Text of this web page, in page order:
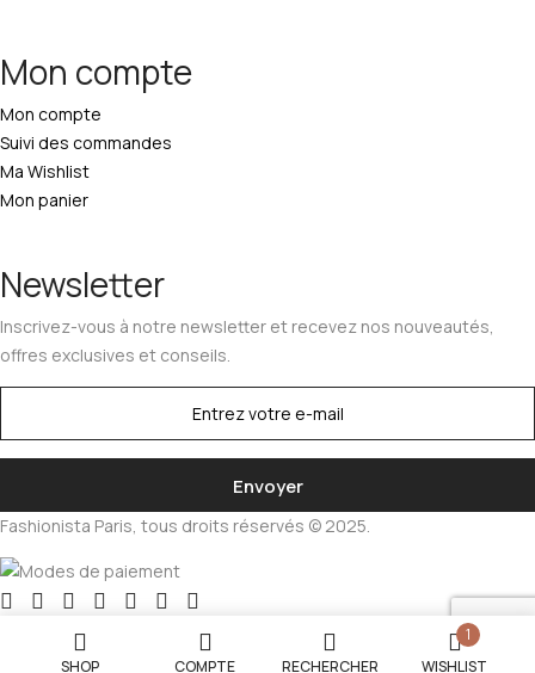
SHOP COMPTE RECHERCHER
1
WISHLIST
Mon compte
Mon compte
Suivi des commandes
Ma Wishlist
Mon panier
Newsletter
Inscrivez-vous à notre newsletter et recevez nos nouveautés,
offres exclusives et conseils.
Fashionista Paris, tous droits réservés © 2025.